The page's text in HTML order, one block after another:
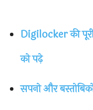
Digilocker की
को पढ़े
सपनो और